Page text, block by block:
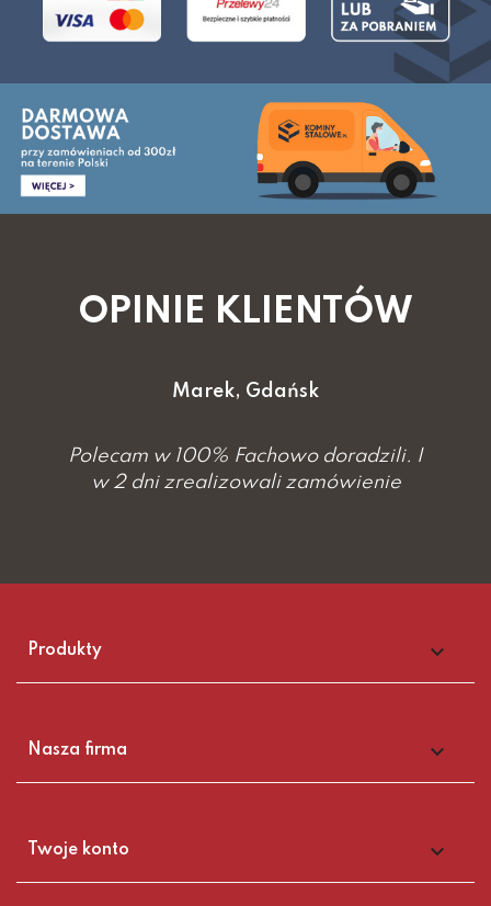
OPINIE KLIENTÓW
Marek, Gdańsk
Polecam w 100% Fachowo doradzili. I
w 2 dni zrealizowali zamówienie
Produkty 
Nasza firma 
Twoje konto 